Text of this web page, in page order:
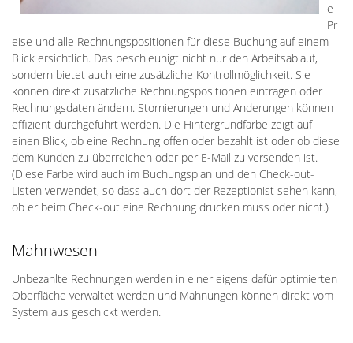
e
Pr
eise und alle Rechnungspositionen für diese Buchung auf einem
Blick ersichtlich. Das beschleunigt nicht nur den Arbeitsablauf,
sondern bietet auch eine zusätzliche Kontrollmöglichkeit. Sie
können direkt zusätzliche Rechnungspositionen eintragen oder
Rechnungsdaten ändern. Stornierungen und Änderungen können
effizient durchgeführt werden. Die Hintergrundfarbe zeigt auf
einen Blick, ob eine Rechnung offen oder bezahlt ist oder ob diese
dem Kunden zu überreichen oder per E-Mail zu versenden ist.
(Diese Farbe wird auch im Buchungsplan und den Check-out-
Listen verwendet, so dass auch dort der Rezeptionist sehen kann,
ob er beim Check-out eine Rechnung drucken muss oder nicht.)
Mahnwesen
Unbezahlte Rechnungen werden in einer eigens dafür optimierten
Oberfläche verwaltet werden und Mahnungen können direkt vom
System aus geschickt werden.